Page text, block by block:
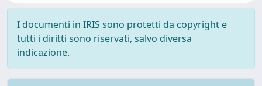
I documenti in IRIS sono protetti da copyright e
tutti i diritti sono riservati, salvo diversa
indicazione.